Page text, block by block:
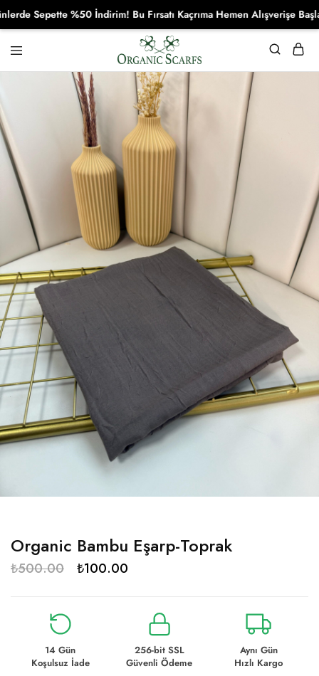
Organikscarf
Organic Bambu Eşarp-Toprak
₺500.00 ₺100.00
14 Gün
Koşulsuz İade
256-bit SSL
Güvenli Ödeme
Aynı Gün
Hızlı Kargo
Sepette %50 İndirim! Bu Fırsatı Kaçrıma Hemen Alışverişe Başla!